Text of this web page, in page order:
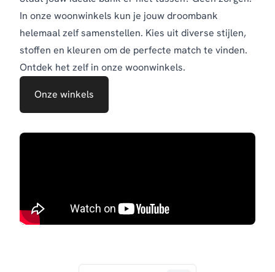
In onze woonwinkels kun je jouw droombank
helemaal zelf samenstellen. Kies uit diverse stijlen,
stoffen en kleuren om de perfecte match te vinden.
Ontdek het zelf in onze woonwinkels.
Onze winkels